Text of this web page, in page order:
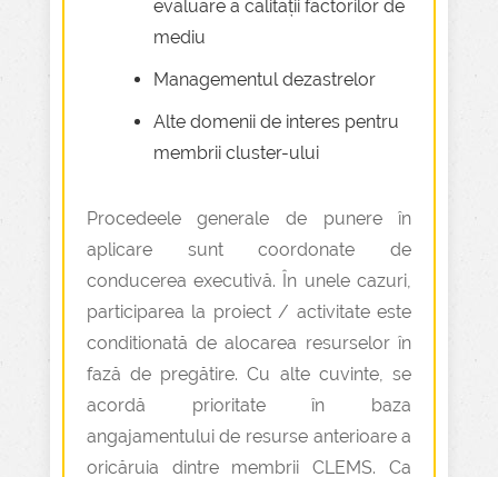
evaluare a calității factorilor de
mediu
Managementul dezastrelor
Alte domenii de interes pentru
membrii cluster-ului
Procedeele generale de punere în
aplicare sunt coordonate de
conducerea executivă. În unele cazuri,
participarea la proiect / activitate este
conditionată de alocarea resurselor în
fază de pregătire. Cu alte cuvinte, se
acordă prioritate în baza
angajamentului de resurse anterioare a
oricăruia dintre membrii CLEMS. Ca